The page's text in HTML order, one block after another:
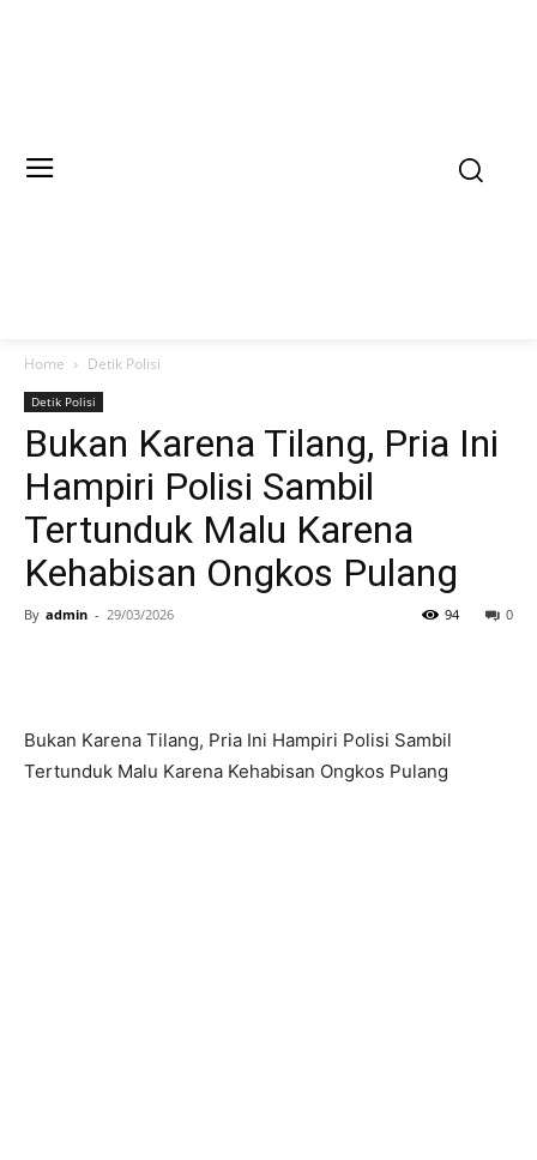
Home Detik Polisi
Detik Polisi
Bukan Karena Tilang, Pria Ini
Hampiri Polisi Sambil
Tertunduk Malu Karena
Kehabisan Ongkos Pulang
By admin - 29/03/2026 0
94
Bukan Karena Tilang, Pria Ini Hampiri Polisi Sambil
Tertunduk Malu Karena Kehabisan Ongkos Pulang